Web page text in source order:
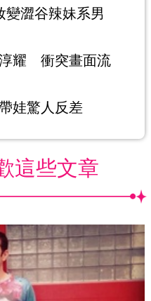
澀谷辣妹系男
耀 衝突畫面流
娃驚人反差
這些文章